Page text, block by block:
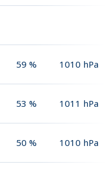
59 % 1010 hPa
53 % 1011 hPa
50 % 1010 hPa